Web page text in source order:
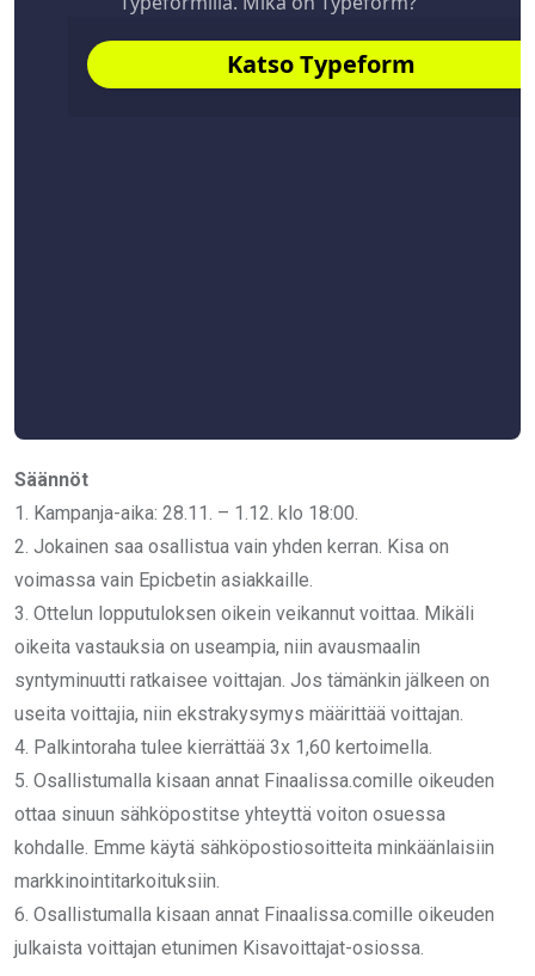
Säännöt
1.⁠ ⁠Kampanja-aika: 28.11. – 1.12. klo 18:00.
2.⁠ ⁠⁠Jokainen saa osallistua vain yhden kerran. Kisa on
voimassa vain Epicbetin asiakkaille.
3.⁠ Ottelun lopputuloksen oikein veikannut voittaa. Mikäli
oikeita vastauksia on useampia, niin avausmaalin
syntyminuutti ratkaisee voittajan. Jos tämänkin jälkeen on
useita voittajia, niin ekstrakysymys määrittää voittajan.
4.⁠ ⁠⁠Palkintoraha tulee kierrättää 3x 1,60 kertoimella.
5. Osallistumalla kisaan annat Finaalissa.comille oikeuden
ottaa sinuun sähköpostitse yhteyttä voiton osuessa
kohdalle. Emme käytä sähköpostiosoitteita minkäänlaisiin
markkinointitarkoituksiin.
6. Osallistumalla kisaan annat Finaalissa.comille oikeuden
julkaista voittajan etunimen Kisavoittajat-osiossa.